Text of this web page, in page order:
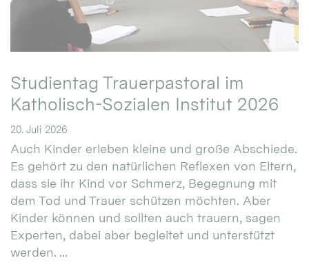
Studientag Trauerpastoral im
Katholisch-Sozialen Institut 2026
20. Juli 2026
Auch Kinder erleben kleine und große Abschiede.
Es gehört zu den natürlichen Reflexen von Eltern,
dass sie ihr Kind vor Schmerz, Begegnung mit
dem Tod und Trauer schützen möchten. Aber
Kinder können und sollten auch trauern, sagen
Experten, dabei aber begleitet und unterstützt
werden. ...